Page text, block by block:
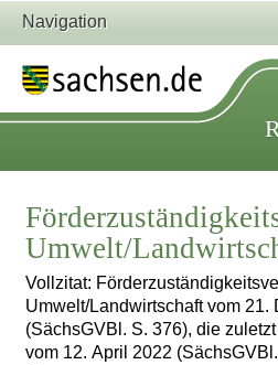
Navigation
Umwelt/
Vollzitat:
Umwelt/Landwirtschaft vom 21.
(SächsGVBl. S. 376), die
vom 12. April 2022